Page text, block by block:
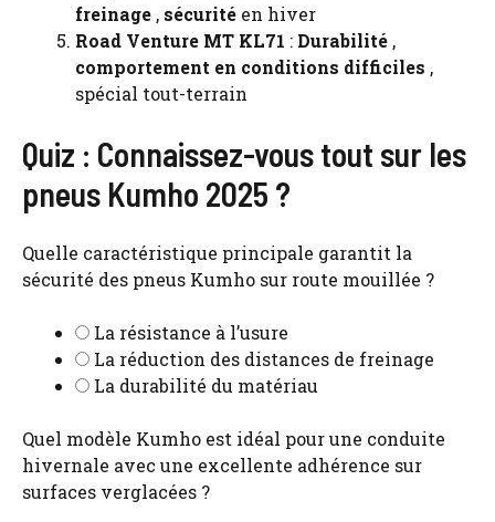
freinage , sécurité en hiver
Road Venture MT KL71 : Durabilité ,
comportement en conditions difficiles ,
spécial tout-terrain
Quiz : Connaissez-vous tout sur les
pneus Kumho 2025 ?
Quelle caractéristique principale garantit la
sécurité des pneus Kumho sur route mouillée ?
La résistance à l’usure
La réduction des distances de freinage
La durabilité du matériau
Quel modèle Kumho est idéal pour une conduite
hivernale avec une excellente adhérence sur
surfaces verglacées ?